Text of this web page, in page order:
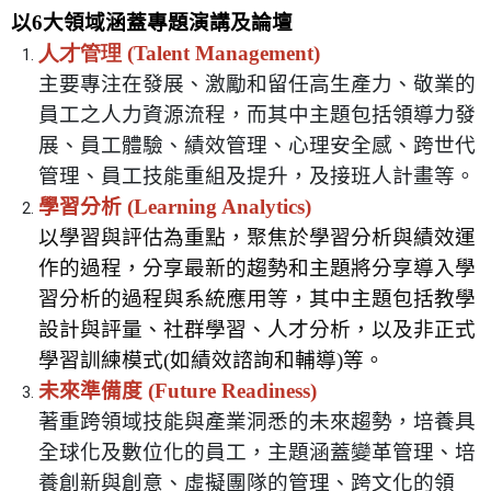
以6大領域涵蓋專題演講及論壇
人才管理 (Talent Management)
主要專注在發展、激勵和留任高生產力、敬業的
員工之人力資源流程，而其中主題包括領導力發
展、員工體驗、績效管理、心理安全感、跨世代
管理、員工技能重組及提升，及接班人計畫等。
學習分析 (Learning Analytics)
以學習與評估為重點，聚焦於學習分析與績效運
作的過程，分享最新的趨勢和主題將分享導入學
習分析的過程與系統應用等，其中主題包括教學
設計與評量、社群學習、人才分析，以及非正式
學習訓練模式(如績效諮詢和輔導)等。
未來準備度 (Future Readiness)
著重跨領域技能與產業洞悉的未來趨勢，培養具
全球化及數位化的員工，主題涵蓋變革管理、培
養創新與創意、虛擬團隊的管理、跨文化的領